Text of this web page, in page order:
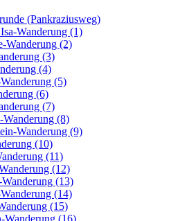
(Pankraziusweg)
Wanderung (1)
Wanderung (2)
(3)
(4)
(5)
(6)
(7)
Wanderung (8)
Wanderung (9)
(10)
(11)
(12)
(13)
(14)
(15)
Wanderung (16)